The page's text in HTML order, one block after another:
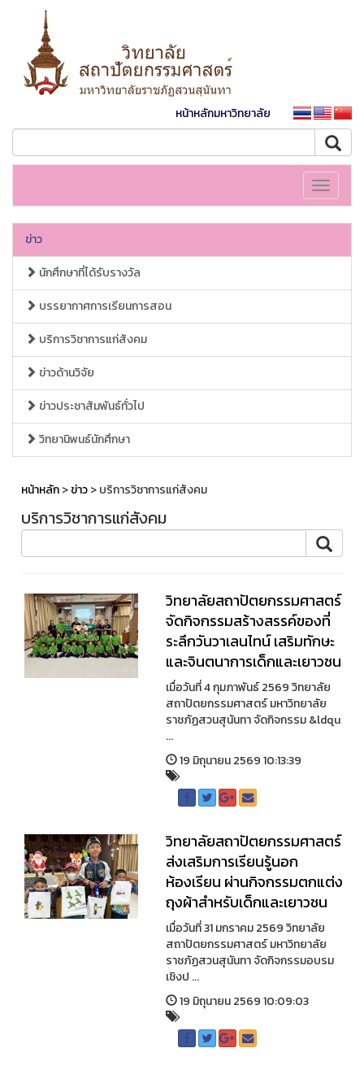
หน้าหลักมหาวิทยาลัย
Toggle
ข่าว
นักศึกษาที่ได้รับรางวัล
บรรยากาศการเรียนการสอน
บริการวิชาการแก่สังคม
ข่าวด้านวิจัย
ข่าวประชาสัมพันธ์ทั่วไป
วิทยานิพนธ์นักศึกษา
หน้าหลัก>ข่าว> บริการวิชาการแก่สังคม
บริการวิชาการแก่สังคม
วิทยาลัยสถาปัตยกรรมศาสตร์
จัดกิจกรรมสร้างสรรค์ของที่
ระลึกวันวาเลนไทน์ เสริมทักษะ
และจินตนาการเด็กและเยาวชน
เมื่อวันที่ 4 กุมภาพันธ์ 2569 วิทยาลัย
สถาปัตยกรรมศาสตร์ มหาวิทยาลัย
ราชภัฏสวนสุนันทา จัดกิจกรรม &ldqu
...
19 มิถุนายน 2569 10:13:39
วิทยาลัยสถาปัตยกรรมศาสตร์
ส่งเสริมการเรียนรู้นอก
ห้องเรียน ผ่านกิจกรรมตกแต่ง
ถุงผ้าสำหรับเด็กและเยาวชน
เมื่อวันที่ 31 มกราคม 2569 วิทยาลัย
สถาปัตยกรรมศาสตร์ มหาวิทยาลัย
ราชภัฏสวนสุนันทา จัดกิจกรรมอบรม
เชิงป ...
19 มิถุนายน 2569 10:09:03